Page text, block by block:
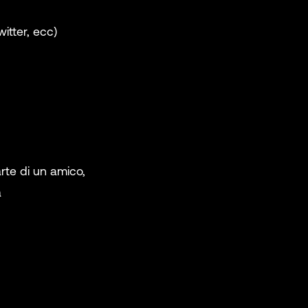
State, &
ecc)
di un amico,